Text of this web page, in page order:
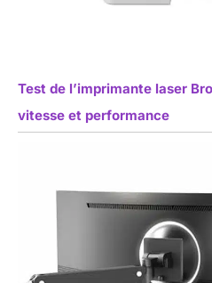
Test de l’imprimante laser
vitesse et performance